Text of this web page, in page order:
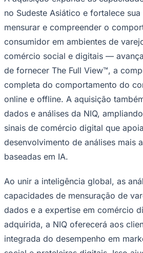
Vagas na RegiãoNovo
Hub de Negócios
Guia Comercial
Selo Verificado
Portal Educacional
Agenda de Vestibulares
Vagas de Emprego
Concursos
Panorama Econômico
Panorama Econômico
Para Sua Empresa
Anuncie no Portal
Verificar Empresa
Anunciar Vagas
NFL
Fórmula 1
Tênis (ATP)
MLB
NHL
no Sudeste Asiático e fortalece
mensurar e compreender o
consumidor em ambientes de
comércio social e digitais —
de fornecer The Full View™, a
completa do comportamento do
online e offline. A aquisição
dados e análises da NIQ,
sinais de comércio digital que
desenvolvimento de análises mais
baseadas em IA.
Ao unir a inteligência global, as
capacidades de mensuração de
dados e a expertise em comércio
adquirida, a NIQ oferecerá aos
integrada do desempenho em